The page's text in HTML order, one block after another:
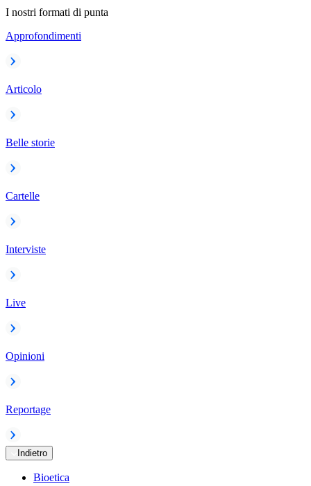
I nostri formati di punta
Approfondimenti
Articolo
Belle storie
Cartelle
Interviste
Live
Opinioni
Reportage
Indietro
Bioetica